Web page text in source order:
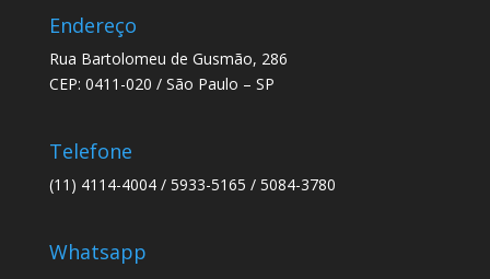
Endereço
Rua Bartolomeu de Gusmão, 286
CEP: 0411-020 / São Paulo – SP
Telefone
(11) 4114-4004 / 5933-5165 / 5084-3780
Whatsapp